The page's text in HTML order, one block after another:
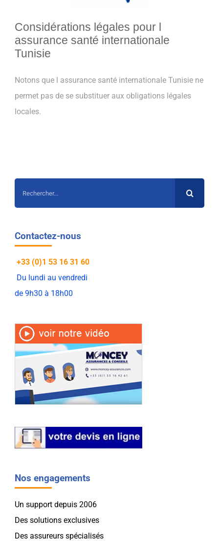
Considérations légales pour l
assurance santé internationale
Tunisie
Notons que l assurance santé internationale Tunisie ne
permet pas de se substituer aux obligations légales
locales.
Contactez-nous
+33 (0)1 53 16 31 60
Du lundi au vendredi
de 9h30 à 18h00
Nos engagements
Un support depuis 2006
Des solutions exclusives
Des assureurs spécialisés